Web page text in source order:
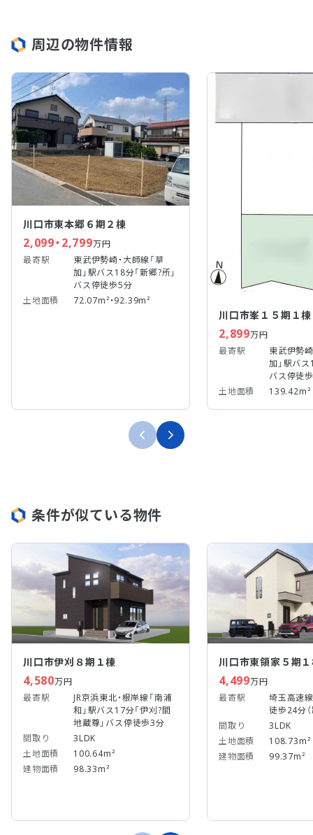
周辺の物件情報
川口市東本郷６期２棟
2,099・2,799万円
最寄駅
東武伊勢崎・大師線「草
加」駅バス18分「新郷?所」
バス停徒歩5分
土地面積
72.07m²・92.39m²
川口市峯１５期１棟
2,899万円
最寄駅
東武伊勢
加」駅バス
バス停徒
土地面積
139.42m²
条件が似ている物件
川口市伊刈８期１棟
4,580万円
最寄駅
JR京浜東北・根岸線「南浦
和」駅バス17分「伊刈?間
地蔵尊」バス停徒歩3分
間取り
3LDK
土地面積
100.64m²
建物面積
98.33m²
川口市東領家５期
4,499万円
最寄駅
埼玉高速
徒歩24分
間取り
3LDK
土地面積
108.73m²
建物面積
99.37m²